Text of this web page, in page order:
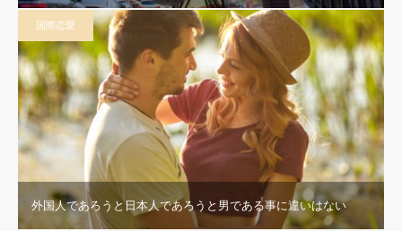
国際恋愛
外国人であろうと日本人であろうと男である事に違いはない